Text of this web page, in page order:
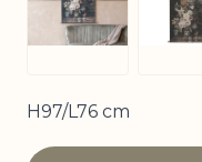
H97/L76 cm